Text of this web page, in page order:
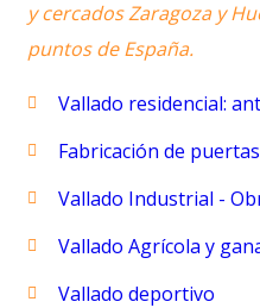
y cercados Zaragoza y
puntos de España.
Vallado residencial:
Fabricación de puertas
Vallado Industrial -
Vallado Agrícola y
Vallado deportivo